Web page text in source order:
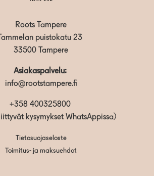
Roots Tampere
Tammelan puistokatu 23
33500 Tampere
Asiakaspalvelu:
info@rootstampere.fi
+358 400325800
kysymykset WhatsAppissa)
Tietosuojaseloste
Toimitus- ja maksuehdot